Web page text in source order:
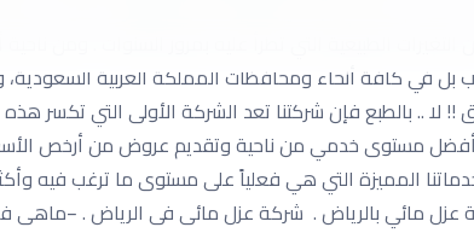
في كافة أنحاء ومحافظات المملكة العربية السعودية،
.. بالطبع فإن شركتنا تعد الشركة الأولى التي تكسر هذه
مستوى خدمي من ناحية وتقديم عروض من أرخص
المميزة التي هي فعلياً على مستوى ما ترغب فيه
مائي بالرياض . شركة عزل مائى فى الرياض . −ماهى